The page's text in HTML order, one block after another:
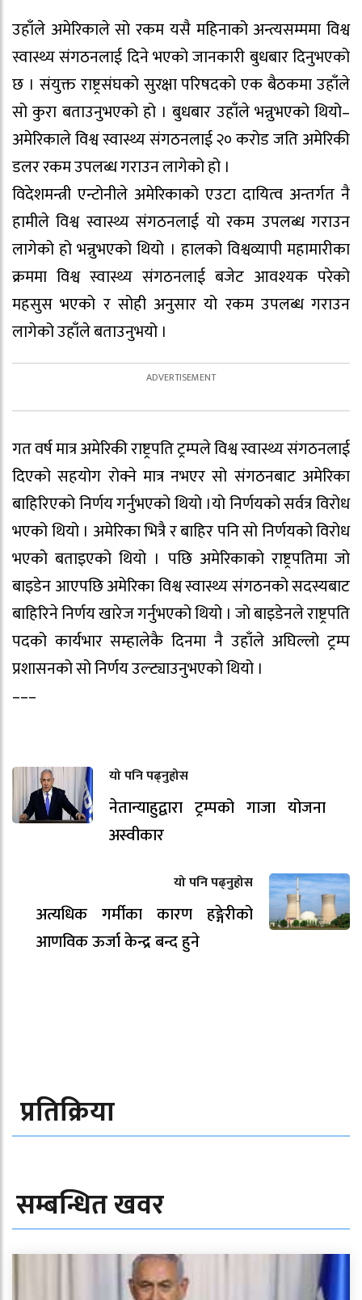
उहाँले अमेरिकाले सो रकम यसै महिनाको अन्त्यसम्ममा विश्व
स्वास्थ्य संगठनलाई दिने भएको जानकारी बुधबार दिनुभएको
छ । संयुक्त राष्ट्रसंघको सुरक्षा परिषदको एक बैठकमा उहाँले
सो कुरा बताउनुभएको हो । बुधबार उहाँले भन्नुभएको थियो–
अमेरिकाले विश्व स्वास्थ्य संगठनलाई २० करोड जति अमेरिकी
डलर रकम उपलब्ध गराउन लागेको हो ।
विदेशमन्त्री एन्टोनीले अमेरिकाको एउटा दायित्व अन्तर्गत नै
हामीले विश्व स्वास्थ्य संगठनलाई यो रकम उपलब्ध गराउन
लागेको हो भन्नुभएको थियो । हालको विश्वव्यापी महामारीका
क्रममा विश्व स्वास्थ्य संगठनलाई बजेट आवश्यक परेको
महसुस भएको र सोही अनुसार यो रकम उपलब्ध गराउन
लागेको उहाँले बताउनुभयो ।
गत वर्ष मात्र अमेरिकी राष्ट्रपति ट्रम्पले विश्व स्वास्थ्य संगठनलाई
दिएको सहयोग रोक्ने मात्र नभएर सो संगठनबाट अमेरिका
बाहिरिएको निर्णय गर्नुभएको थियो ।यो निर्णयको सर्वत्र विरोध
भएको थियो । अमेरिका भित्रै र बाहिर पनि सो निर्णयको विरोध
भएको बताइएको थियो । पछि अमेरिकाको राष्ट्रपतिमा जो
बाइडेन आएपछि अमेरिका विश्व स्वास्थ्य संगठनको सदस्यबाट
बाहिरिने निर्णय खारेज गर्नुभएको थियो । जो बाइडेनले राष्ट्रपति
पदको कार्यभार सम्हालेकै दिनमा नै उहाँले अघिल्लो ट्रम्प
प्रशासनको सो निर्णय उल्ट्याउनुभएको थियो ।
–––
यो पनि पढ्नुहोस
नेतान्याहुद्वारा ट्रम्पको गाजा योजना
अस्वीकार
यो पनि पढ्नुहोस
अत्यधिक गर्मीका कारण हङ्गेरीको
आणविक ऊर्जा केन्द्र बन्द हुने
प्रतिक्रिया
सम्बन्धित खवर